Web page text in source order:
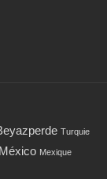
Turquie
Mexique